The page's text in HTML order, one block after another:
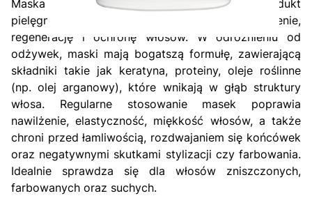
Maska do włosów to intensywny produkt
pielęgnacyjny, który ma na celu dogłębne odżywienie,
regenerację i ochronę włosów. W odróżnieniu od
odżywek, maski mają bogatszą formułę, zawierającą
składniki takie jak keratyna, proteiny, oleje roślinne
(np. olej arganowy), które wnikają w głąb struktury
włosa. Regularne stosowanie masek poprawia
nawilżenie, elastyczność, miękkość włosów, a także
chroni przed łamliwością, rozdwajaniem się końcówek
oraz negatywnymi skutkami stylizacji czy farbowania.
Idealnie sprawdza się dla włosów zniszczonych,
farbowanych oraz suchych.